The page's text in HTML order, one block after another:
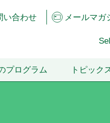
い合わせ メールマガ
プログラム トピック